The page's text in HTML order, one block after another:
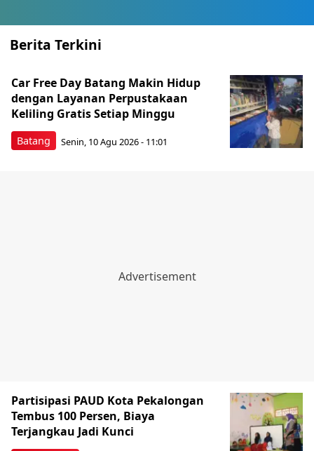
Berita Terkini
Batang
Car Free Day Batang Makin Hidup
dengan Layanan Perpustakaan
Keliling Gratis Setiap Minggu
Senin, 10 Agu 2026 - 11:01
Partisipasi PAUD Kota Pekalongan
Tembus 100 Persen, Biaya
Terjangkau Jadi Kunci